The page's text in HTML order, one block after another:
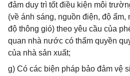
đảm duy trì tốt điều kiện môi
(về ánh sáng, nguồn điện, độ ẩm,
độ thông gió) theo yêu cầu của
quan nhà nước có thẩm quyền
của nhà sản xuất;
g) Có các biện pháp bảo đảm vệ